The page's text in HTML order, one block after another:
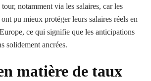
notamment via les salaires, car les
pu mieux protéger leurs salaires réels en
ce qui signifie que les anticipations
solidement ancrées.
matière de taux